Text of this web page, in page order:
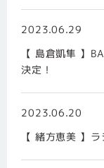
2023.06.29
【 島倉凱隼 】
決定！
2023.06.20
【 緒方恵美 】